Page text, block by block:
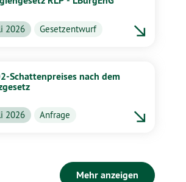
2026 Gesetzentwurf
Schattenpreises nach dem
2026 Anfrage
Mehr anzeigen